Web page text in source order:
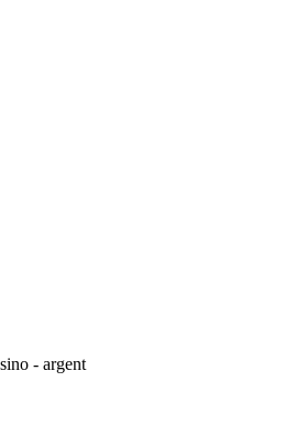
- argent